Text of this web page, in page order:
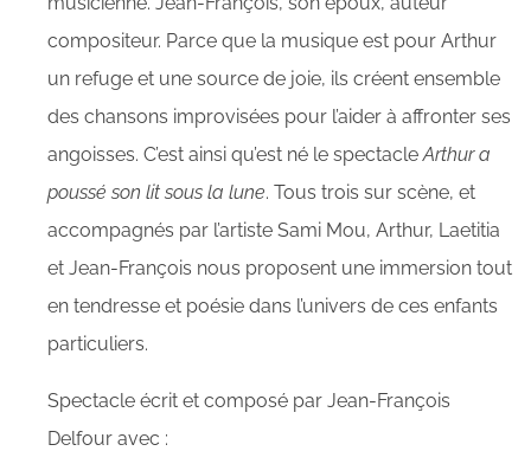
compositeur. Parce que la musique est pour Arthur
un refuge et une source de joie, ils créent ensemble
des chansons improvisées pour l’aider à affronter ses
angoisses. C’est ainsi qu’est né le spectacleArthur a
poussé son lit sous la lune. Tous trois sur scène, et
accompagnés par l’artiste Sami Mou, Arthur, Laetitia
et Jean-François nous proposent une immersion tout
en tendresse et poésie dans l’univers de ces enfants
particuliers.
Spectacle écrit et composé par Jean-François
Delfour avec :